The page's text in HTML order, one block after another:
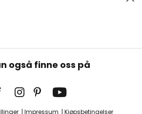
også finne oss på
Impressum Kjøpsbetingelser